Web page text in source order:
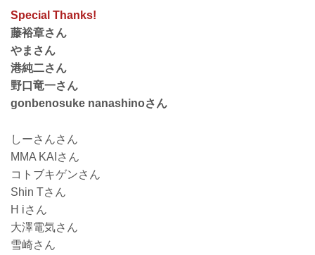
Special Thanks!
藤裕章さん
やまさん
港純二さん
野口竜一さん
gonbenosuke nanashinoさん
しーさんさん
MMA KAIさん
コトブキゲンさん
Shin Tさん
H iさん
大澤電気さん
雪崎さん